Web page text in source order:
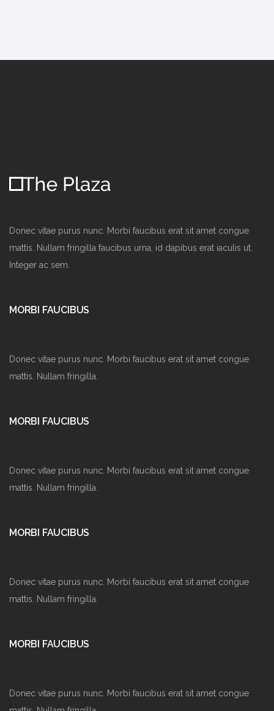
Donec vitae purus nunc. Morbi faucibus erat sit amet congue
mattis. Nullam fringilla faucibus urna, id dapibus erat iaculis ut.
Integer ac sem.
MORBI FAUCIBUS
Donec vitae purus nunc. Morbi faucibus erat sit amet congue
mattis. Nullam fringilla.
MORBI FAUCIBUS
Donec vitae purus nunc. Morbi faucibus erat sit amet congue
mattis. Nullam fringilla.
MORBI FAUCIBUS
Donec vitae purus nunc. Morbi faucibus erat sit amet congue
mattis. Nullam fringilla.
MORBI FAUCIBUS
Donec vitae purus nunc. Morbi faucibus erat sit amet congue